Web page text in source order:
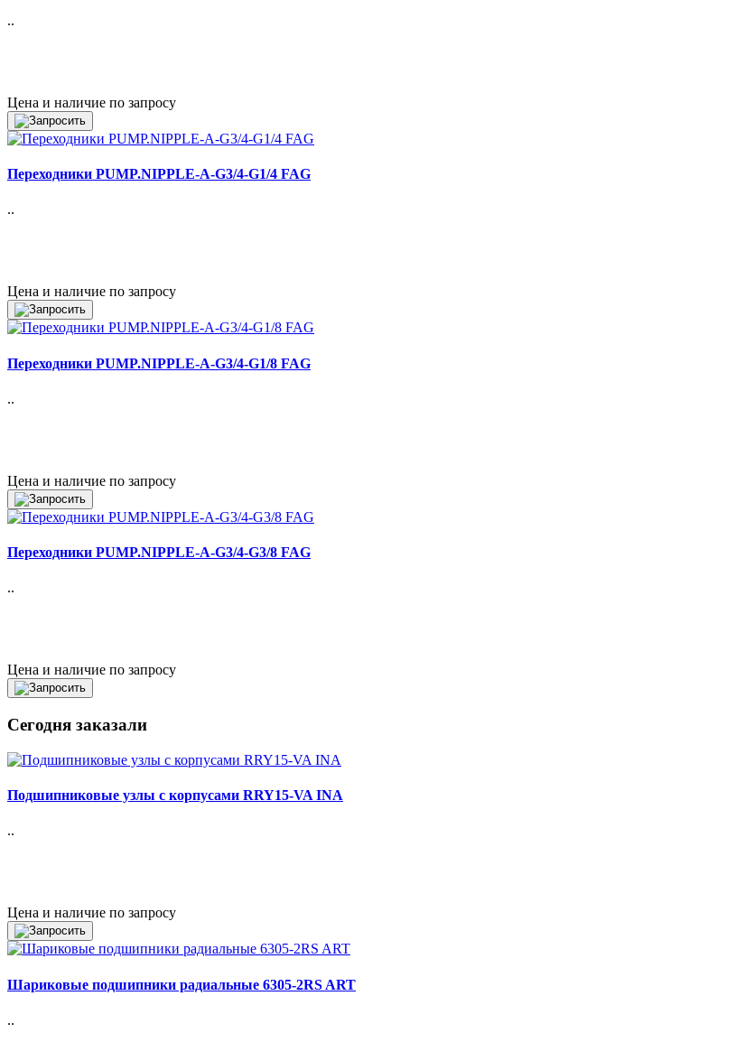
..
Цена и наличие по запросу
Переходники PUMP.NIPPLE-A-G3/4-G1/4 FAG
..
Цена и наличие по запросу
Переходники PUMP.NIPPLE-A-G3/4-G1/8 FAG
..
Цена и наличие по запросу
Переходники PUMP.NIPPLE-A-G3/4-G3/8 FAG
..
Цена и наличие по запросу
Сегодня заказали
Подшипниковые узлы с корпусами RRY15-VA INA
..
Цена и наличие по запросу
Шариковые подшипники радиальные 6305-2RS ART
..